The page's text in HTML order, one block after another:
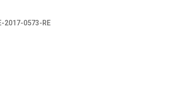
2017-0573-RE